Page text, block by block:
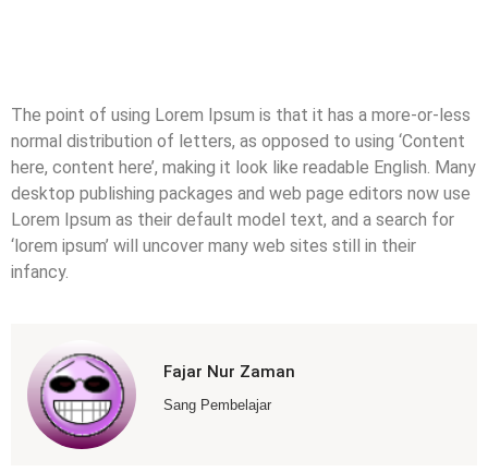
The point of using Lorem Ipsum is that it has a more-or-less
normal distribution of letters, as opposed to using ‘Content
here, content here’, making it look like readable English. Many
desktop publishing packages and web page editors now use
Lorem Ipsum as their default model text, and a search for
‘lorem ipsum’ will uncover many web sites still in their
infancy.
Fajar Nur Zaman
Sang Pembelajar